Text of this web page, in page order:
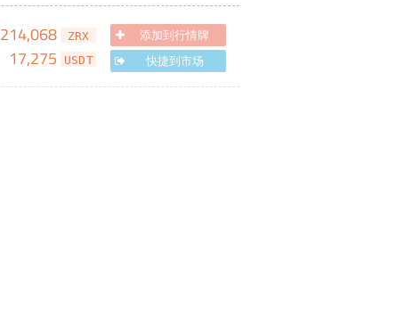
214,068 ZRX
17,275 USDT
添加到行情牌
快捷到市场